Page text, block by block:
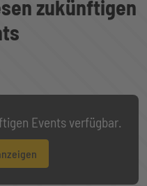
zukünftigen
Events verfügbar.